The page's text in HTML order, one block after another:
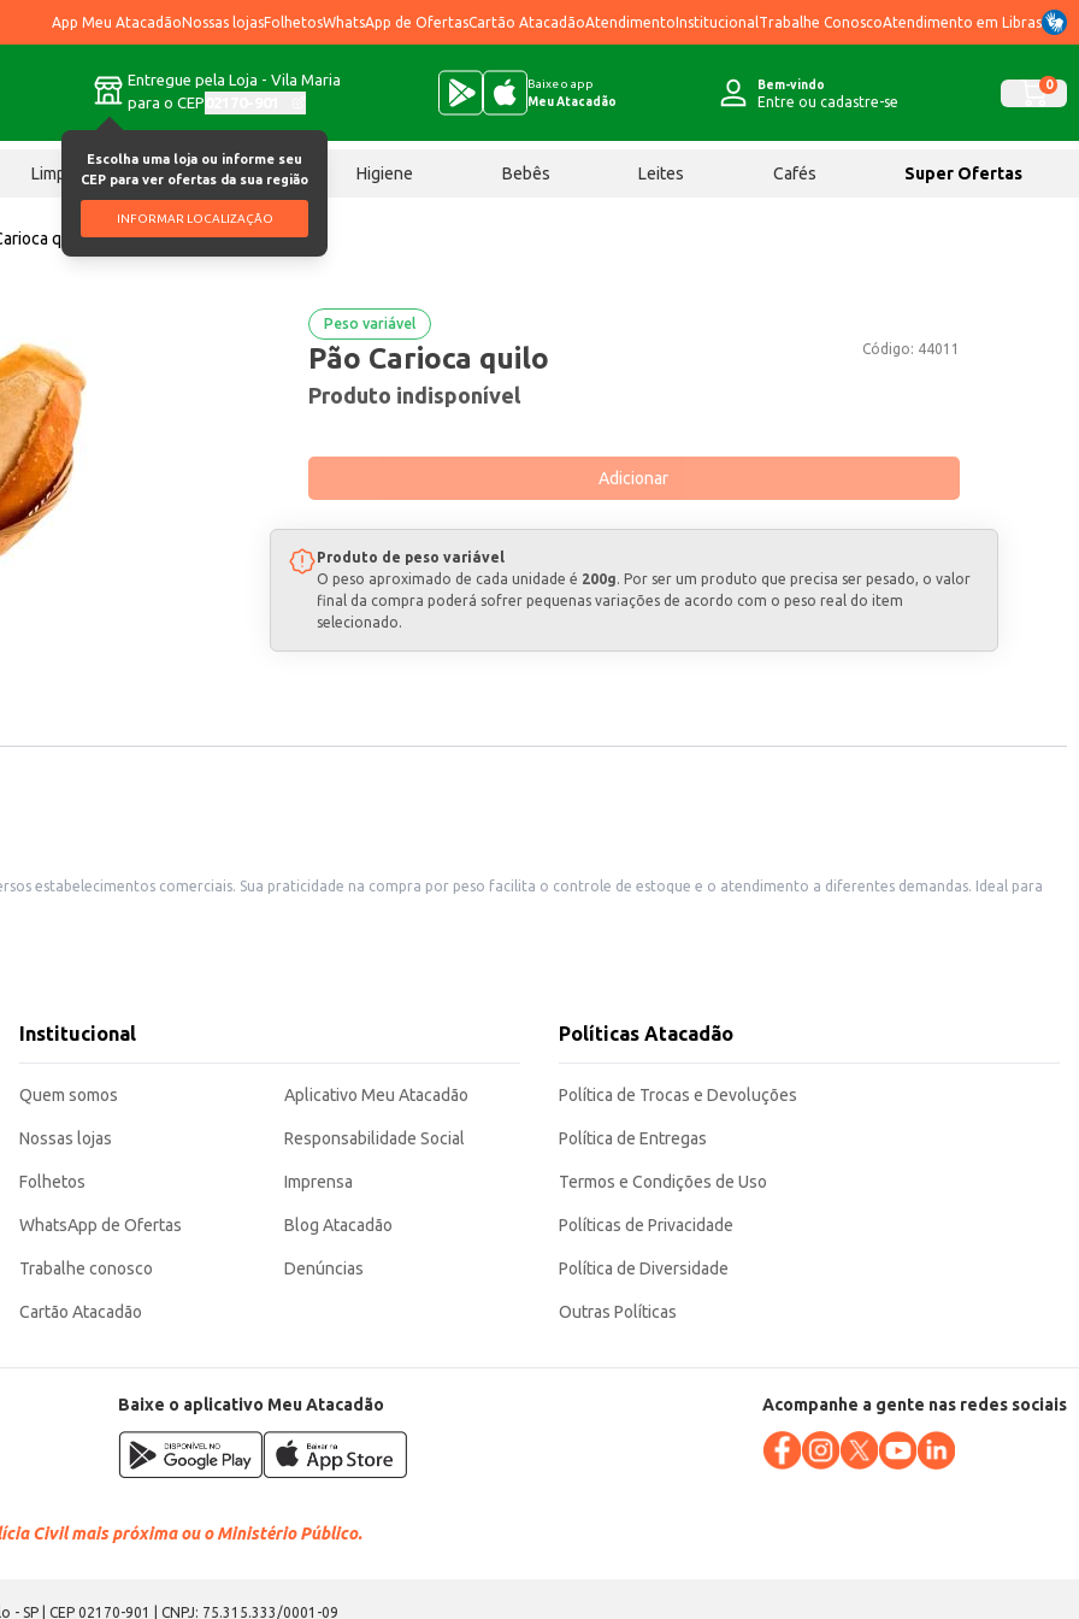
App Meu AtacadãoNossas lojasFolhetosWhatsApp de OfertasCartão AtacadãoAtendimentoInstitucional Trabalhe ConoscoAtendimento em Libras
Entregue pela Loja - Vila Maria
para o CEP
Escolha uma loja ou informe seu
CEP para ver ofertas da sua região
INFORMAR LOCALIZAÇÃO
Baixe o app
Meu Atacadão
Bem-vindo
Entre ou cadastre-se
0
Limpeza Chocolates Higiene Bebês Leites Cafés Super Ofertas
quilo
Peso variável
Código: 44011
Pão Carioca quilo
Produto indisponível
Adicionar
Produto de peso variável
O peso aproximado de cada unidade é 200g. Por ser um produto que precisa ser pesado, o valor
final da compra poderá sofrer pequenas variações de acordo com o peso real do item
selecionado.
de estoque e o atendimento a diferentes demandas. Ideal para
com bom custo-benefício, para atender às necessidades de seus clientes ou para uso próprio em grande escala. Sua praticidade e versatilidade o
Institucional
Quem somos
Nossas lojas
Folhetos
WhatsApp de Ofertas
Trabalhe conosco
Cartão Atacadão
Aplicativo Meu Atacadão
Responsabilidade Social
Imprensa
Blog Atacadão
Denúncias
Políticas Atacadão
Política de Trocas e Devoluções
Política de Entregas
Termos e Condições de Uso
Políticas de Privacidade
Política de Diversidade
Outras Políticas
Baixe o aplicativo Meu Atacadão Acompanhe a gente nas redes sociais
Civil mais próxima ou o Ministério Público.
SP | CEP 02170-901 | CNPJ: 75.315.333/0001-09